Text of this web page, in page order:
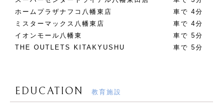
ホームプラザナフコ八幡東店
車で 4分
ミスターマックス八幡東店
車で 4分
イオンモール八幡東
車で 5分
THE OUTLETS KITAKYUSHU
車で 5分
EDUCATION 教育施設